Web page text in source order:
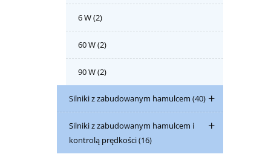
6 W(2)
60 W(2)
90 W(2)
Silniki z zabudowanym hamulcem (40)
Silniki z zabudowanym hamulcem i
kontrolą prędkości(16)